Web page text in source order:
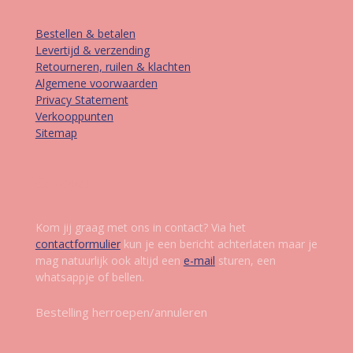
Bestellen & betalen
Levertijd & verzending
Retourneren, ruilen & klachten
Algemene voorwaarden
Privacy Statement
Verkooppunten
Sitemap
Kom jij graag met ons in contact? Via het
contactformulierkun je een bericht achterlaten maar je
mag natuurlijk ook altijd een e-mail sturen, een
whatsappje of bellen.
Bestelling herroepen/annuleren